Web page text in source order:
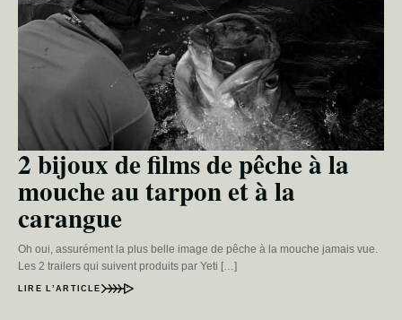
2 bijoux de films de pêche à la
mouche au tarpon et à la
carangue
Oh oui, assurément la plus belle image de pêche à la mouche jamais vue.
Les 2 trailers qui suivent produits par Yeti […]
LIRE L’ARTICLE